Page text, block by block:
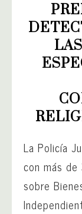
La Policía
con más
sobre